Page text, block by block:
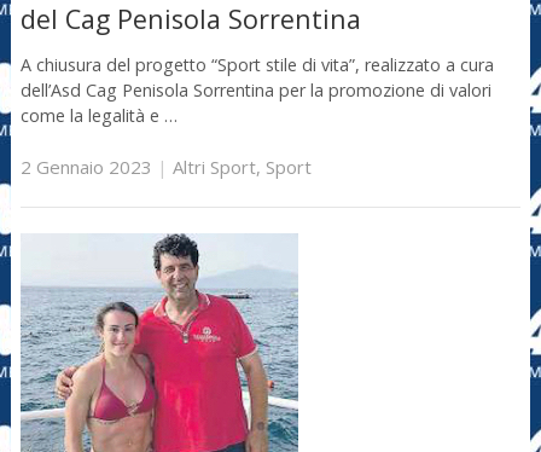
del Cag Penisola Sorrentina
A chiusura del progetto “Sport stile di vita”, realizzato a cura
dell’Asd Cag Penisola Sorrentina per la promozione di valori
come la legalità e …
2 Gennaio 2023 | Altri Sport, Sport